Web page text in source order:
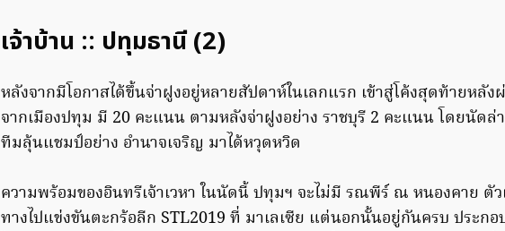
เจ้าบ้าน :: ปทุมธานี (2)
หลังจากมีโอกาสได้ขึ้นจ่าฝูงอยู่หลายสัปดาห์ในเลกแรก เข้าสู่โค้งสุดท้ายหลั
จากเมืองปทุม มี 20 คะแนน ตามหลังจ่าฝูงอย่าง ราชบุรี 2 คะแนน โดยนัด
ทีมลุ้นแชมป์อย่าง อำนาจเจริญ มาได้หวุดหวิด
ความพร้อมของอินทรีเจ้าเวหา ในนัดนี้ ปทุมฯ จะไม่มี รณพีร์ ณ หนองคาย ตัว
ทางไปแข่งขันตะกร้อลีก STL2019 ที่ มาเลเซีย แต่นอกนั้นอยู่กันครบ ประกอ